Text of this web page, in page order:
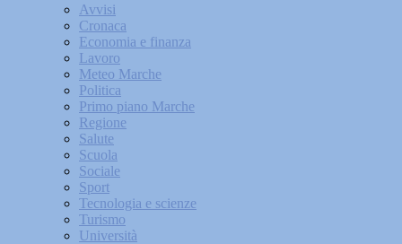
Avvisi
Cronaca
Economia e finanza
Lavoro
Meteo Marche
Politica
Primo piano Marche
Regione
Salute
Scuola
Sociale
Sport
Tecnologia e scienze
Turismo
Università